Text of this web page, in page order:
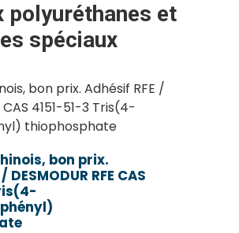
polyuréthanes et
spéciaux
bon prix.
DESMODUR RFE CAS